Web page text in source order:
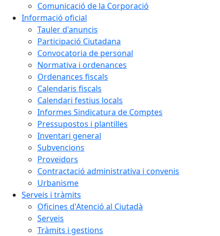
Comunicació de la Corporació
Informació oficial
Tauler d'anuncis
Participació Ciutadana
Convocatoria de personal
Normativa i ordenances
Ordenances fiscals
Calendaris fiscals
Calendari festius locals
Informes Sindicatura de Comptes
Pressupostos i plantilles
Inventari general
Subvencions
Proveïdors
Contractació administrativa i convenis
Urbanisme
Serveis i tràmits
Oficines d'Atenció al Ciutadà
Serveis
Tràmits i gestions